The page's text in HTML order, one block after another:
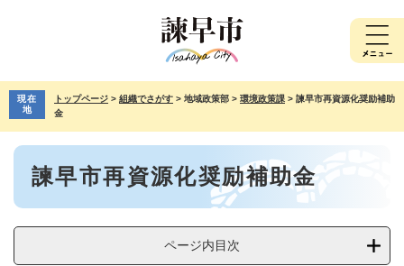
先
で
を
ば
現在
地
トップページ > 組織でさがす > 地域政策部 > 環境政策課 > 諫早市再資源化奨励補助
金
本
諫早市再資源化奨励補助金
ページ内目次